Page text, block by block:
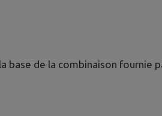
de la combinaison fournie